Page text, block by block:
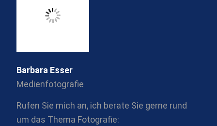
Barbara Esser
Medienfotografie
Rufen Sie mich an, ich berate Sie gerne rund
um das Thema Fotografie: